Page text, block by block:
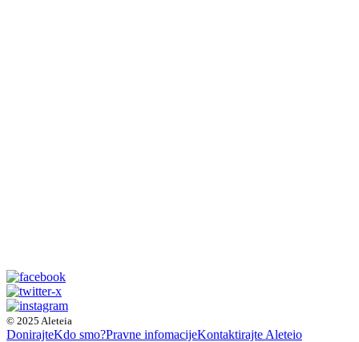
© 2025 Aleteia
DonirajteKdo smo?Pravne infomacijeKontaktirajte Aleteio